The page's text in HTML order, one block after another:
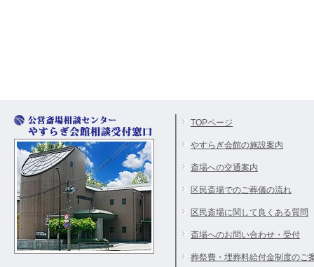
TOPページ
やすらぎ会館の施設案内
斎場への交通案内
区民斎場でのご葬儀の流れ
区民斎場に関して良くある質問
斎場へのお問い合わせ・受付
葬祭費・埋葬料給付金制度のご